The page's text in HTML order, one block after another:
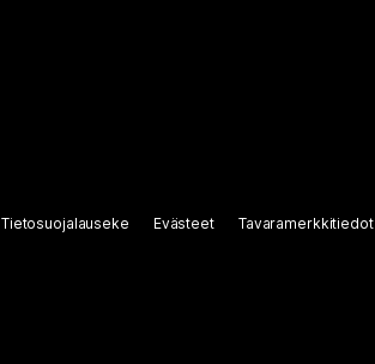
Tietosuojalauseke Evästeet Tavaramerkkitiedot